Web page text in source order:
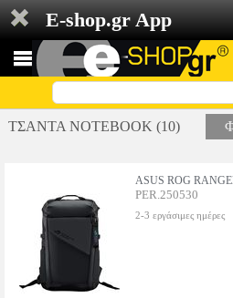
E-shop.gr App
ΤΣΑΝΤΑ NOTEBOOK (10)
ASUS ROG
PER.250530
2-3 εργάσιμες ημέρες